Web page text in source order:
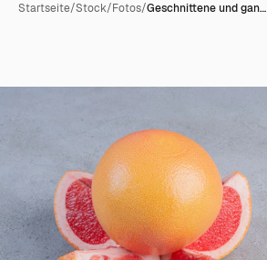
Startseite/Stock/Fotos/Geschnittene und gan…